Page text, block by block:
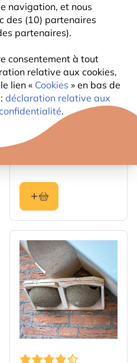
navigation, et nous
des (10) partenaires
partenaires).
consentement à tout
relative aux cookies,
lien « Cookies » en bas de
déclaration relative aux
.
Nichoir martinet
WoodStone® - béton de
52